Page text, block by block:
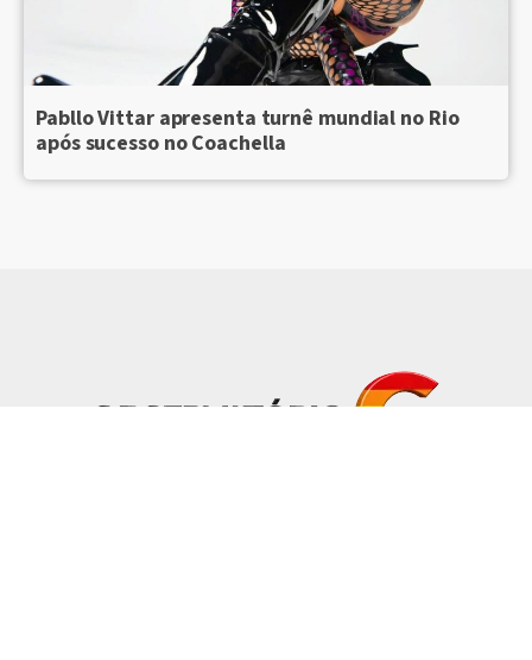
Pabllo Vittar apresenta turnê mundial no Rio
após sucesso no Coachella